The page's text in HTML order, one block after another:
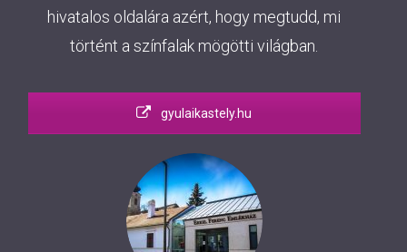
hivatalos oldalára azért, hogy megtudd, mi
történt a színfalak mögötti világban.
gyulaikastely.hu